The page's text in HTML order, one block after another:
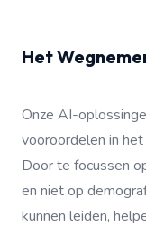
Het
Onze AI-
vooroordelen in
Door te focussen
en niet op
kunnen leiden,